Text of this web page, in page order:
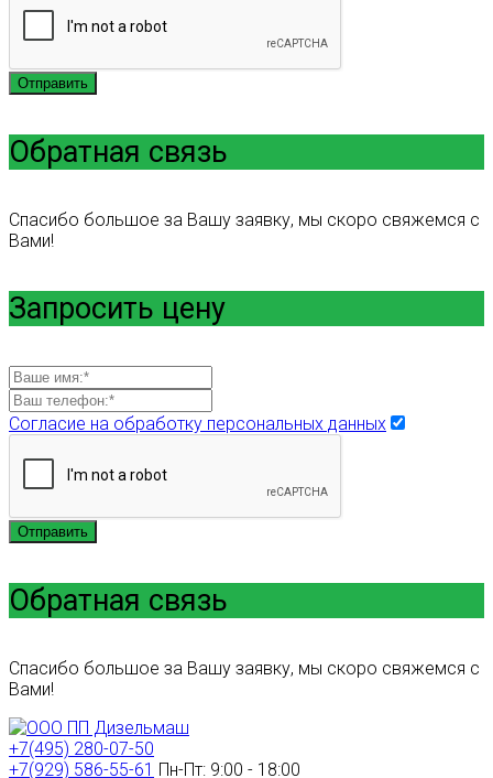
Отправить
Обратная связь
Спасибо большое за Вашу заявку, мы скоро свяжемся с
Вами!
Запросить цену
Согласие на обработку персональных данных
Отправить
Обратная связь
Спасибо большое за Вашу заявку, мы скоро свяжемся с
Вами!
+7(495) 280-07-50
+7(929) 586-55-61 Пн-Пт: 9:00 - 18:00